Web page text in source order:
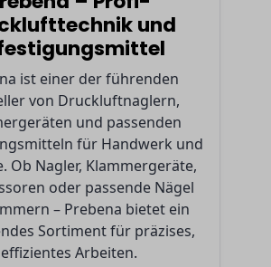
und
ist einer der führenden
von Druckluftnaglern,
und passenden
für Handwerk und
Ob Nagler, Klammergeräte,
oder passende Nägel
– Prebena bietet ein
Sortiment für präzises,
effizientes Arbeiten.